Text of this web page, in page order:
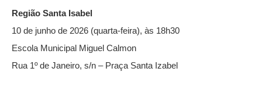
Região Santa Isabel
10 de junho de 2026 (quarta-feira), às 18h30
Escola Municipal Miguel Calmon
Rua 1º de Janeiro, s/n – Praça Santa Izabel